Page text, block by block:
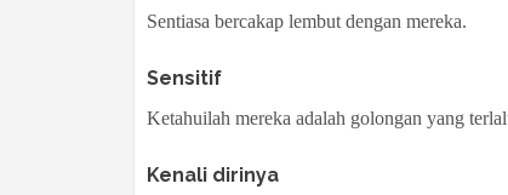
Sentiasa bercakap lembut dengan mereka.
Sensitif
Ketahuilah mereka adalah golongan yang
Kenali dirinya